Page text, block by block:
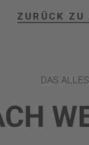
ZURÜCK ZU
DAS